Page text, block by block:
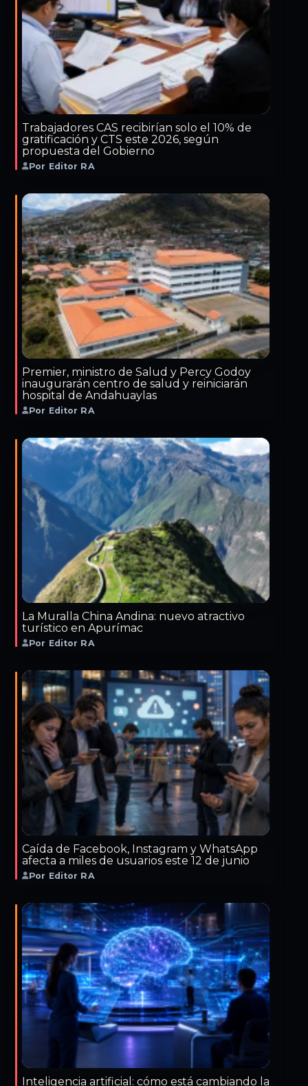
Trabajadores CAS recibirían solo el 10% de
gratificación y CTS este 2026, según
propuesta del Gobierno
Por Editor RA
Premier, ministro de Salud y Percy Godoy
inaugurarán centro de salud y reiniciarán
hospital de Andahuaylas
Por Editor RA
La Muralla China Andina: nuevo atractivo
turístico en Apurímac
Por Editor RA
Caída de Facebook, Instagram y WhatsApp
afecta a miles de usuarios este 12 de junio
Por Editor RA
Inteligencia artificial: cómo está cambiando la